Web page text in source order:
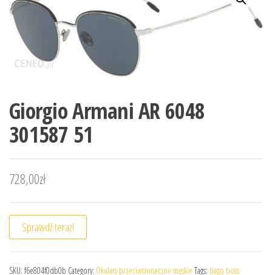
Giorgio Armani AR 6048
301587 51
728,00zł
Sprawdź teraz!
SKU: f6e804f0db0b Category: Okulary przeciwsłoneczne męskie Tags: hugo boss